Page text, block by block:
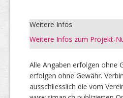
Weitere Infos
Weitere Infos zum Projekt-
Alle Angaben erfolgen ohne
erfolgen ohne Gewähr.
ausschliesslich die vom